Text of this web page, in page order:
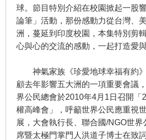
球。節目特別介紹在校園掀起一股
論筆」活動，那份感動力從台灣、
洲，蔓延到印度校園，本集特別剪
心與心的交流的感動，一起打造愛
神氣家族《珍愛地球幸福有約》
顧去年影響五大洲的一項重要會議
界公民總會於2010年4月1日召開「
權高峰會」，呼籲世界公民應重視
展，大會執行長、聯合國/NGO世界
席暨太極門掌門人洪道子博士在致